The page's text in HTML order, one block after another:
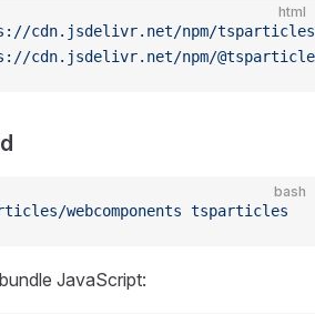
html
cdn.jsdelivr.net/npm/
cdn.jsdelivr.net/npm/@tsparticles/
bash
webcomponents tsparticles
JavaScript: